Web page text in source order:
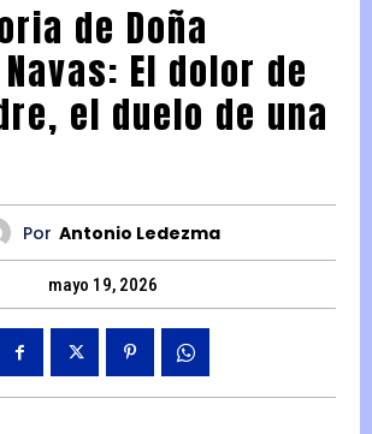
de Doña
El dolor de
el duelo de una
Por Antonio Ledezma
mayo 19, 2026